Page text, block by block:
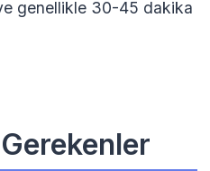
ve genellikle 30-45 dakika